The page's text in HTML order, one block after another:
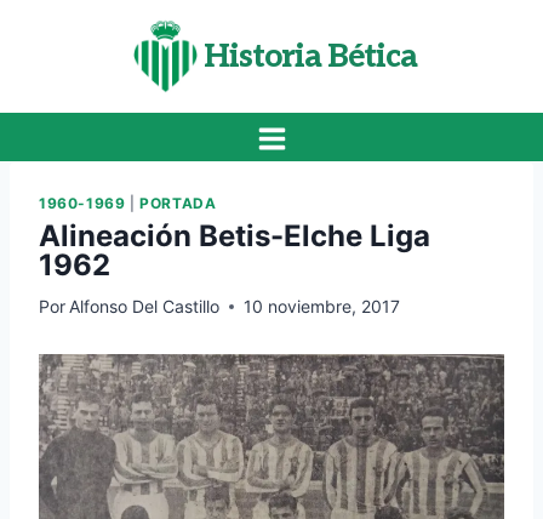
Historia Bética
1960-1969 |PORTADA
Alineación Betis-Elche Liga
1962
Por Alfonso Del Castillo 10 noviembre, 2017